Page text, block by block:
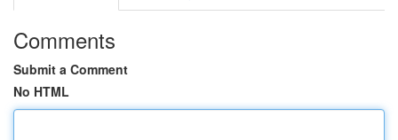
Comments
Submit a Comment
No HTML